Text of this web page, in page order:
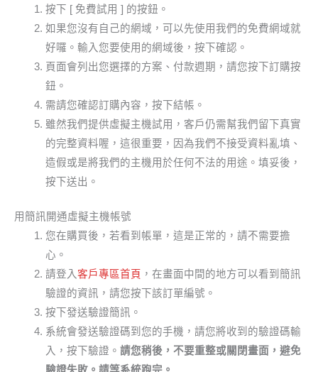
按下 [ 免費試用 ] 的按鈕。
如果您沒有自己的網域，可以先使用我們的免費網域就
好囉。輸入您要使用的網域後，按下確認。
頁面會列出您選擇的方案、付款週期，請您按下訂購按
鈕。
需請您確認訂購內容，按下結帳。
雖然我們提供虛擬主機試用，客戶仍需幫我們留下真實
的完整資料喔，這很重要，因為我們不接受資料亂填、
造假或是將我們的主機用於任何不法的用途。填妥後，
按下送出。
用簡訊開通虛擬主機帳號
您在購買後，若看到帳單，這是正常的，請不需要擔
心。
請登入客戶專區首頁 ，在畫面中間的地方可以看到簡訊
驗證的資訊，請您按下該訂單編號。
按下發送驗證簡訊。
系統會發送驗證碼到您的手機，請您將收到的驗證碼輸
入，按下驗證。 請您稍後，不要重整或關閉畫面，避免